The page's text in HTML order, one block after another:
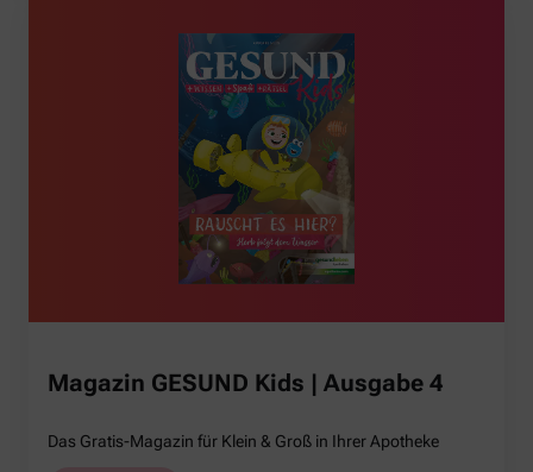
Magazin GESUND Kids | Ausgabe 4
Das Gratis-Magazin für Klein & Groß in Ihrer Apotheke